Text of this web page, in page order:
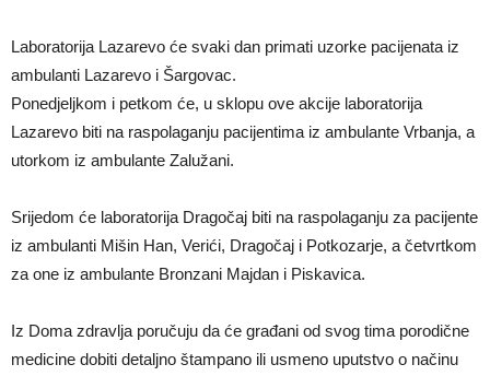
Laboratorija Lazarevo će svaki dan primati uzorke pacijenata iz
ambulanti Lazarevo i Šargovac.
Ponedjeljkom i petkom će, u sklopu ove akcije laboratorija
Lazarevo biti na raspolaganju pacijentima iz ambulante Vrbanja, a
utorkom iz ambulante Zalužani.
Srijedom će laboratorija Dragočaj biti na raspolaganju za pacijente
iz ambulanti Mišin Han, Verići, Dragočaj i Potkozarje, a četvrtkom
za one iz ambulante Bronzani Majdan i Piskavica.
Iz Doma zdravlja poručuju da će građani od svog tima porodične
medicine dobiti detaljno štampano ili usmeno uputstvo o načinu